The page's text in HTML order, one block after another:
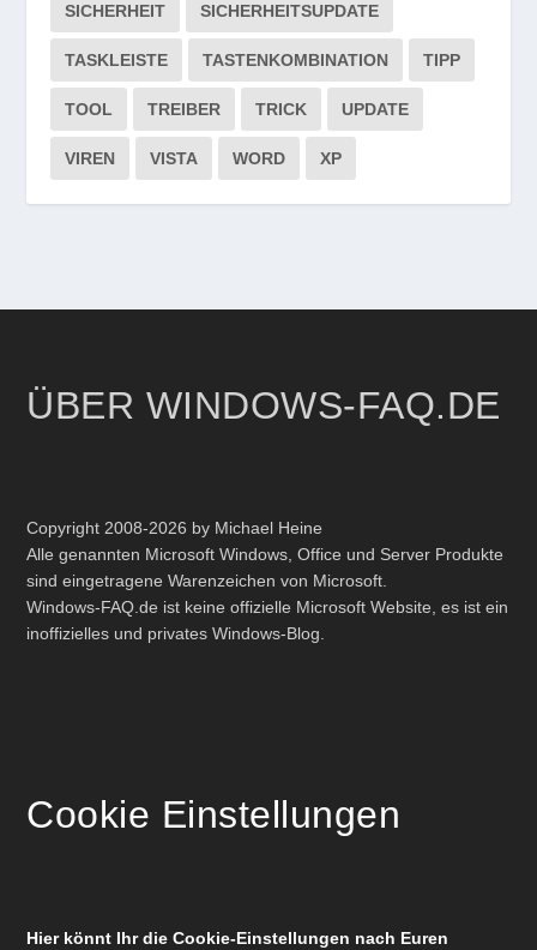
SICHERHEIT SICHERHEITSUPDATE
TASKLEISTE TASTENKOMBINATION TIPP
TOOL TREIBER TRICK UPDATE
VIREN VISTA WORD XP
ÜBER WINDOWS-FAQ.DE
Copyright 2008-2026 by Michael Heine
Alle genannten Microsoft Windows, Office und Server Produkte
sind eingetragene Warenzeichen von Microsoft.
Windows-FAQ.de ist keine offizielle Microsoft Website, es ist ein
inoffizielles und privates Windows-Blog.
Cookie Einstellungen
Hier könnt Ihr die Cookie-Einstellungen nach Euren